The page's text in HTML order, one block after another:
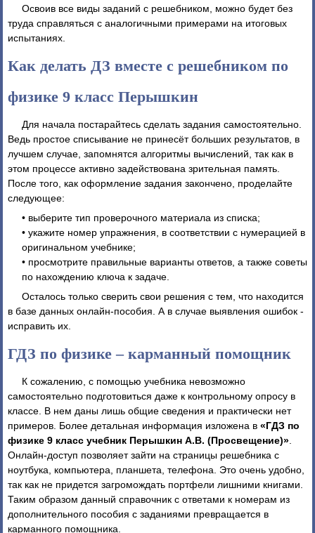
Освоив все виды заданий с решебником, можно будет без
труда справляться с аналогичными примерами на итоговых
испытаниях.
Как делать ДЗ вместе с решебником по
физике 9 класс Перышкин
Для начала постарайтесь сделать задания самостоятельно.
Ведь простое списывание не принесёт больших результатов, в
лучшем случае, запомнятся алгоритмы вычислений, так как в
этом процессе активно задействована зрительная память.
После того, как оформление задания закончено, проделайте
следующее:
• выберите тип проверочного материала из списка;
• укажите номер упражнения, в соответствии с нумерацией в
оригинальном учебнике;
• просмотрите правильные варианты ответов, а также советы
по нахождению ключа к задаче.
Осталось только сверить свои решения с тем, что находится
в базе данных онлайн-пособия. А в случае выявления ошибок -
исправить их.
ГДЗ по физике – карманный помощник
К сожалению, с помощью учебника невозможно
самостоятельно подготовиться даже к контрольному опросу в
классе. В нем даны лишь общие сведения и практически нет
примеров. Более детальная информация изложена в «ГДЗ по
физике 9 класс учебник Перышкин А.В. (Просвещение)»
Онлайн-доступ позволяет зайти на страницы решебника с
ноутбука, компьютера, планшета, телефона. Это очень удобно,
так как не придется загромождать портфели лишними книгами.
Таким образом данный справочник с ответами к номерам из
дополнительного пособия с заданиями превращается в
карманного помощника.